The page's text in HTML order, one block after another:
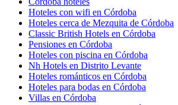
Hoteles con wifi en Córdoba
Hoteles cerca de Mezquita de Córdoba
Classic British Hotels en Córdoba
Pensiones en Córdoba
Hoteles con piscina en Córdoba
Nh Hotels en Distrito Levante
Hoteles románticos en Córdoba
Hoteles para bodas en Córdoba
Villas en Córdoba